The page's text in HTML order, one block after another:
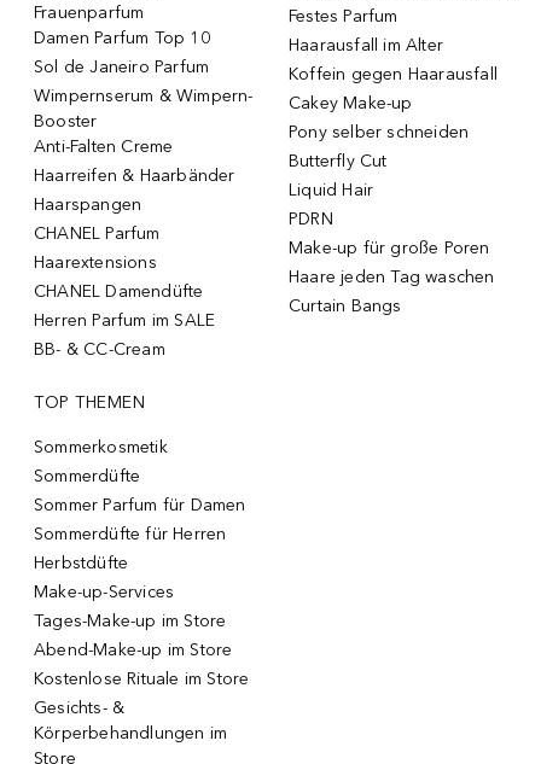
Frauenparfum
Damen Parfum Top 10
Sol de Janeiro Parfum
Wimpernserum & Wimpern-
Booster
Anti-Falten Creme
Haarreifen & Haarbänder
Haarspangen
CHANEL Parfum
Haarextensions
CHANEL Damendüfte
Herren Parfum im SALE
BB- & CC-Cream
Festes Parfum
Haarausfall im Alter
Koffein gegen Haarausfall
Cakey Make-up
Pony selber schneiden
Butterfly Cut
Liquid Hair
PDRN
Make-up für große Poren
Haare jeden Tag waschen
Curtain Bangs
TOP THEMEN
Sommerkosmetik
Sommerdüfte
Sommer Parfum für Damen
Sommerdüfte für Herren
Herbstdüfte
Make-up-Services
Tages-Make-up im Store
Abend-Make-up im Store
Kostenlose Rituale im Store
Gesichts- &
Körperbehandlungen im
Store